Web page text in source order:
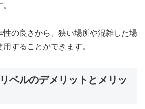
性の良さから、狭い場所や混雑した場
することができます。
ベルのデメリットとメリッ